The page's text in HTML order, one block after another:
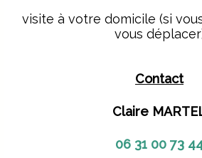
visite à votre domicile (si
vous
Contact
Claire
06 31 00 73